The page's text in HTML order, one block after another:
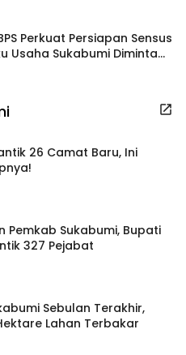
Perkuat Persiapan Sensus
Usaha Sukabumi Diminta
26 Camat Baru, Ini
Pemkab Sukabumi, Bupati
327 Pejabat
Sebulan Terakhir,
Lahan Terbakar